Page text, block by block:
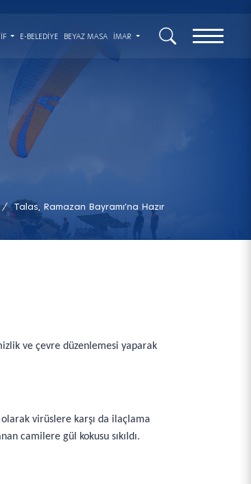
E-BELEDİYE BEYAZ MASA İMAR
/ Talas, Ramazan Bayramı’na Hazır
ve çevre düzenlemesi yaparak
virüslere karşı da ilaçlama
camilere gül kokusu sıkıldı.